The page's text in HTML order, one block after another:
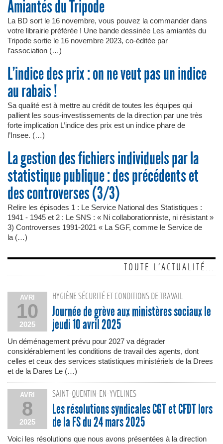
Amiantés du Tripode
La BD sort le 16 novembre, vous pouvez la commander dans
votre librairie préférée ! Une bande dessinée Les amiantés du
Tripode sortie le 16 novembre 2023, co-éditée par
l’association (…)
L’indice des prix : on ne veut pas un indice
au rabais !
Sa qualité est à mettre au crédit de toutes les équipes qui
pallient les sous-investissements de la direction par une très
forte implication L’indice des prix est un indice phare de
l’Insee. (…)
La gestion des fichiers individuels par la
statistique publique : des précédents et
des controverses (3/3)
Relire les épisodes 1 : Le Service National des Statistiques :
1941 - 1945 et 2 : Le SNS : « Ni collaborationniste, ni résistant »
3) Controverses 1991-2021 « La SGF, comme le Service de
la (…)
TOUTE L'ACTUALITÉ...
AVRI
10
2025
HYGIÈNE SÉCURITÉ ET CONDITIONS DE TRAVAIL
Journée de grève aux ministères sociaux le
jeudi 10 avril 2025
Un déménagement prévu pour 2027 va dégrader
considérablement les conditions de travail des agents, dont
celles et ceux des services statistiques ministériels de la Drees
et de la Dares Le (…)
AVRI
8
2025
SAINT-QUENTIN-EN-YVELINES
Les résolutions syndicales CGT et CFDT lors
de la FS du 24 mars 2025
Voici les résolutions que nous avons présentées à la direction